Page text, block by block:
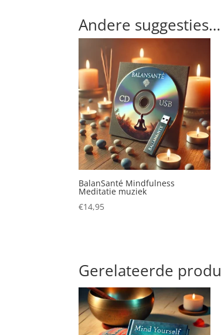
Andere suggesties…
BalanSanté Mindfulness
Meditatie muziek
€14,95
Gerelateerde